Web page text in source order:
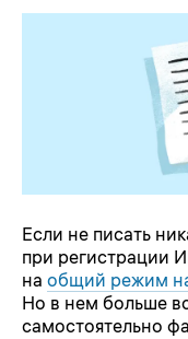
Если не писать
при регистрации
на общий режим
Но в нем больше
самостоятельно